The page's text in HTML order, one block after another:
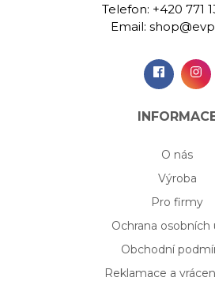
Přidat do
košíku
Telefon: +420 771
Email:
O nás
Výroba
Pro firmy
Ochrana osobních
Obchodní
Reklamace a